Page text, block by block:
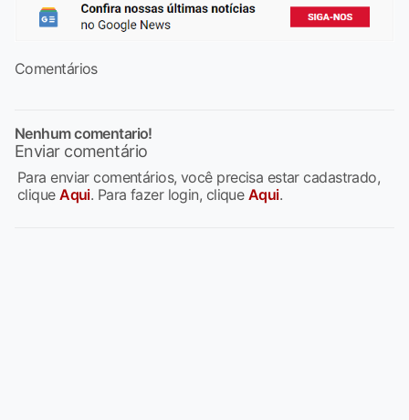
Comentários
Nenhum comentario!
Enviar comentário
Para enviar comentários, você precisa estar cadastrado,
cliqueAqui. Para fazer login, clique Aqui.